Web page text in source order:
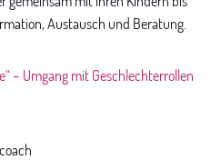
Austausch und Beratung.
– Umgang mit Geschlechterrollen